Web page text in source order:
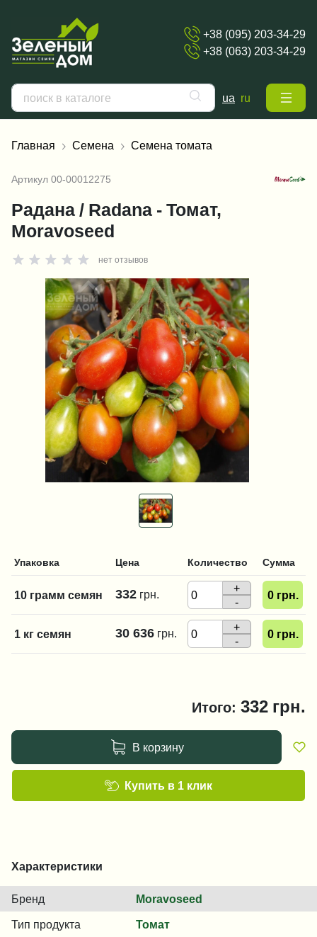
+38 (095) 203-34-29
+38 (063) 203-34-29
ua ru
Главная Семена Семена томата
Артикул 00-00012275
Радана / Radana - Томат,
Moravoseed
нет отзывов
Упаковка Цена Количество Сумма
10 грамм семян 332 грн.
+
-
0 грн.
1 кг семян 30 636 грн.
+
-
0 грн.
Итого: 332 грн.
В корзину
Купить в 1 клик
Характеристики
Бренд Moravoseed
Тип продукта Томат